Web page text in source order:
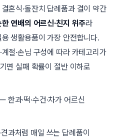
혼식·돌잔치 답례품과 결이 약간
연배의 어르신·친지 위주라
생활용품이 가장 안전합니다.
절·손님 구성에 따라 카테고리가
면 실패 확률이 절반 이하로
한과·떡·수건·차가 어르신
과처럼 매일 쓰는 답례품이